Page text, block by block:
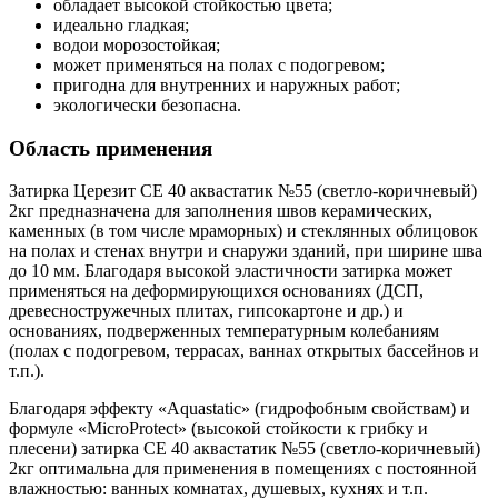
обладает высокой стойкостью цвета;
идеально гладкая;
водои морозостойкая;
может применяться на полах с подогревом;
пригодна для внутренних и наружных работ;
экологически безопасна.
Область применения
Затирка Церезит CE 40 аквастатик №55 (светло-коричневый)
2кг предназначена для заполнения швов керамических,
каменных (в том числе мраморных) и стеклянных облицовок
на полах и стенах внутри и снаружи зданий, при ширине шва
до 10 мм. Благодаря высокой эластичности затирка может
применяться на деформирующихся основаниях (ДСП,
древесностружечных плитах, гипсокартоне и др.) и
основаниях, подверженных температурным колебаниям
(полах с подогревом, террасах, ваннах открытых бассейнов и
т.п.).
Благодаря эффекту «Aquastatic» (гидрофобным свойствам) и
формуле «MicroProtect» (высокой стойкости к грибку и
плесени) затирка CE 40 аквастатик №55 (светло-коричневый)
2кг оптимальна для применения в помещениях с постоянной
влажностью: ванных комнатах, душевых, кухнях и т.п.